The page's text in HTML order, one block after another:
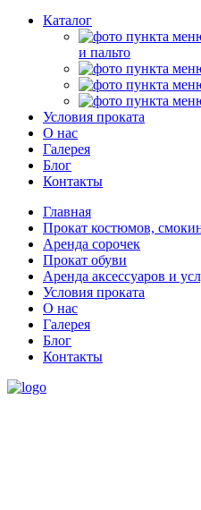
Каталог
и пальто
Условия проката
О нас
Галерея
Блог
Контакты
Главная
Прокат костюмов,
Аренда сорочек
Прокат обуви
Аренда аксессуаров и
Условия проката
О нас
Галерея
Блог
Контакты